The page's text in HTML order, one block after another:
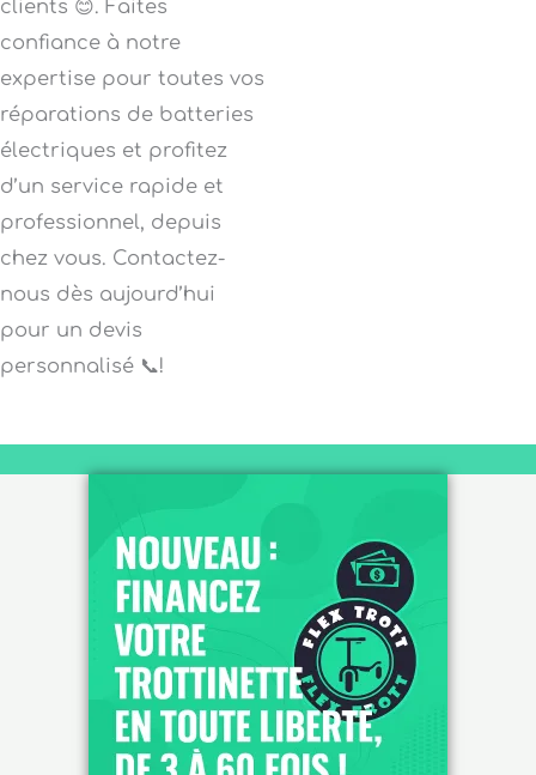
clients 😊. Faites
confiance à notre
expertise pour toutes vos
réparations de batteries
électriques et profitez
d’un service rapide et
professionnel, depuis
chez vous. Contactez-
nous dès aujourd’hui
pour un devis
personnalisé 📞!